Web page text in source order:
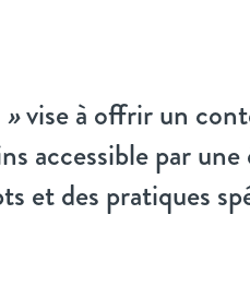
vise à offrir un
accessible par
et des pratiques